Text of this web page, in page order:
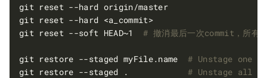
git reset --hard origin/master
git reset --hard <a_commit>
git reset --soft HEAD~1 # 撤消最后一次commit，所
git restore --staged myFile.name # Unstage one
git restore --staged . # Unstage all